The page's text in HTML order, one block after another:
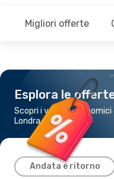
Migliori offerte
Esplora le
Scopri i voli più economici
Londra
Andata e ritorno